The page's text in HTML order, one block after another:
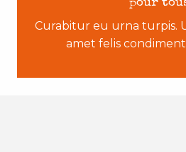
pour
Curabitur eu urna turpis.
amet felis